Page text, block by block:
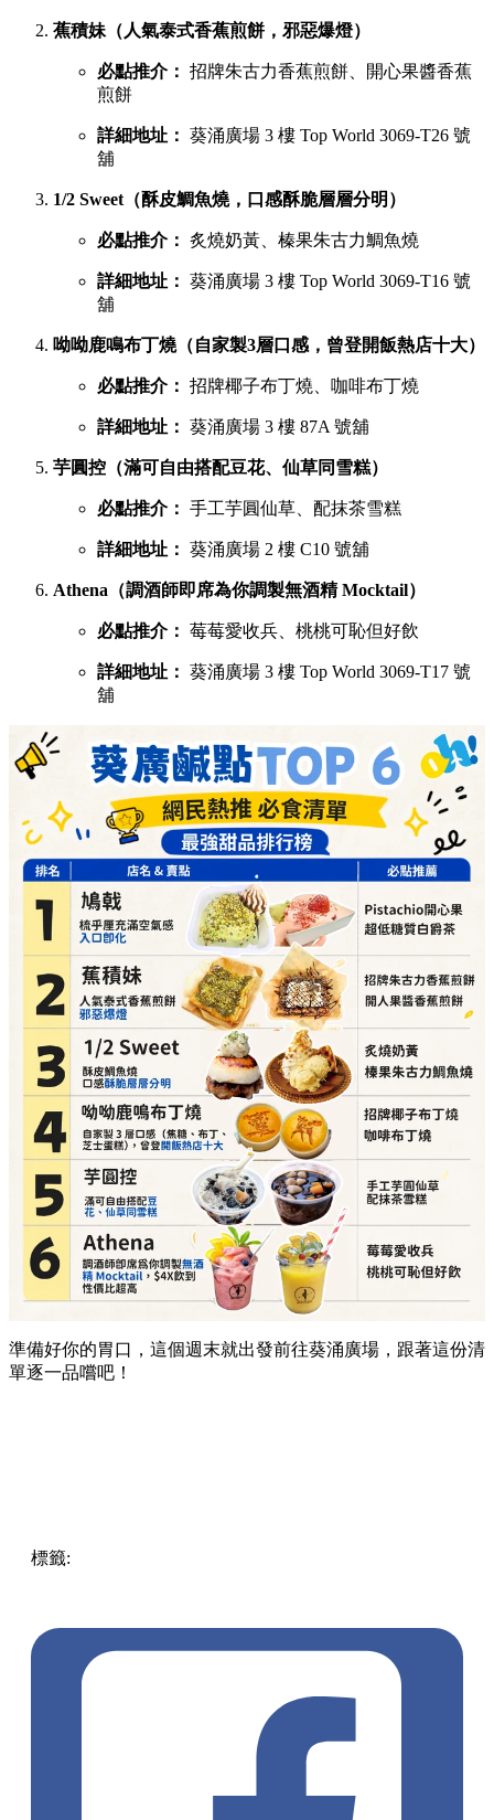
蕉積妹（人氣泰式香蕉煎餅，邪惡爆燈）
必點推介： 招牌朱古力香蕉煎餅、開心果醬香蕉
煎餅
詳細地址： 葵涌廣場 3 樓 Top World 3069-T26 號
舖
1/2 Sweet（酥皮鯛魚燒，口感酥脆層層分明）
必點推介： 炙燒奶黃、榛果朱古力鯛魚燒
詳細地址： 葵涌廣場 3 樓 Top World 3069-T16 號
舖
呦呦鹿鳴布丁燒（自家製3層口感，曾登開飯熱店十大）
必點推介： 招牌椰子布丁燒、咖啡布丁燒
詳細地址： 葵涌廣場 3 樓 87A 號舖
芋圓控（滿可自由搭配豆花、仙草同雪糕）
必點推介： 手工芋圓仙草、配抹茶雪糕
詳細地址： 葵涌廣場 2 樓 C10 號舖
Athena（調酒師即席為你調製無酒精 Mocktail）
必點推介： 莓莓愛收兵、桃桃可恥但好飲
詳細地址： 葵涌廣場 3 樓 Top World 3069-T17 號
舖
準備好你的胃口，這個週末就出發前往葵涌廣場，跟著這份清
單逐一品嚐吧！
標籤: